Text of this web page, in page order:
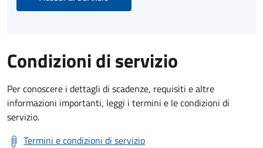
Condizioni di servizio
Per conoscere i dettagli di scadenze, requisiti e altre
informazioni importanti, leggi i termini e le condizioni di
servizio.
Termini e condizioni di servizio